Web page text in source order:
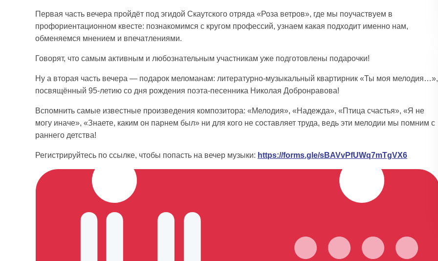
Первая часть вечера пройдёт под эгидой Скаутского отряда «Роза ветров», где мы поучаствуем в
профориентационном квесте: познакомимся с кругом профессий, узнаем какая подходит именно нам,
обменяемся мнением и впечатлениями.
Говорят, что самым активным и любознательным участникам уже подготовлены подарочки!
Ну а вторая часть вечера — подарок меломанам: литературно-музыкальный квартирник «Ты моя мелодия…»,
посвящённый 95-летию со дня рождения поэта-песенника Николая Добронравова!
Вспомнить самые известные произведения композитора: «Мелодия», «Надежда», «Птица счастья», «Я не
могу иначе», «Знаете, каким он парнем был» ни для кого не составляет труда, ведь эти мелодии мы помним с
раннего детства!
Регистрируйтесь по ссылке, чтобы попасть на вечер музыки: https://forms.gle/sBAVvPfUWq7mTgVX6